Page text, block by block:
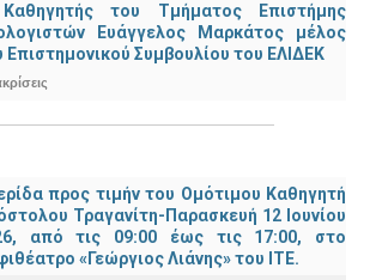
του Τμήματος Επιστήμης
Ευάγγελος Μαρκάτος μέλος
Επιστημονικού Συμβουλίου του ΕΛΙΔΕΚ
προς τιμήν του Ομότιμου Καθηγητή
Τραγανίτη-Παρασκευή 12 Ιουνίου
από τις 09:00 έως τις 17:00, στο
«Γεώργιος Λιάνης» του ΙΤΕ.